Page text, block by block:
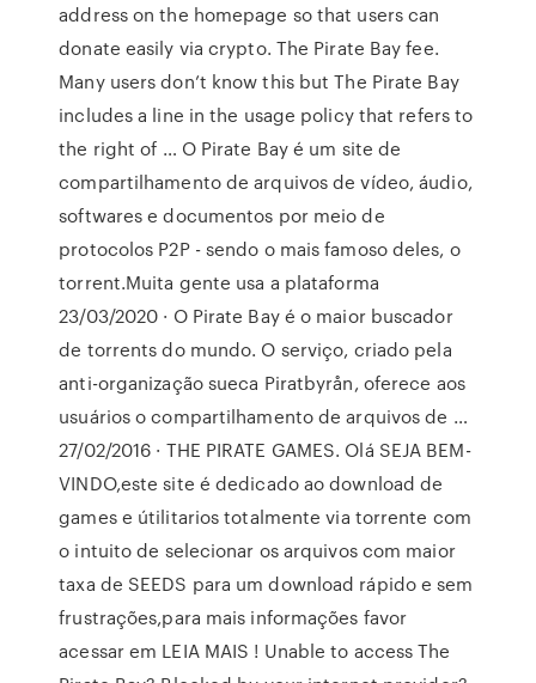
address on the homepage so that users can
donate easily via crypto. The Pirate Bay fee.
Many users don’t know this but The Pirate Bay
includes a line in the usage policy that refers to
the right of … O Pirate Bay é um site de
compartilhamento de arquivos de vídeo, áudio,
softwares e documentos por meio de
protocolos P2P - sendo o mais famoso deles, o
torrent.Muita gente usa a plataforma
23/03/2020 · O Pirate Bay é o maior buscador
de torrents do mundo. O serviço, criado pela
anti-organização sueca Piratbyrån, oferece aos
usuários o compartilhamento de arquivos de …
27/02/2016 · THE PIRATE GAMES. Olá SEJA BEM-
VINDO,este site é dedicado ao download de
games e útilitarios totalmente via torrente com
o intuito de selecionar os arquivos com maior
taxa de SEEDS para um download rápido e sem
frustrações,para mais informações favor
acessar em LEIA MAIS ! Unable to access The